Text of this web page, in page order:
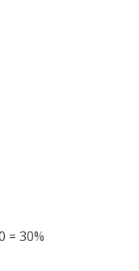
= 30%